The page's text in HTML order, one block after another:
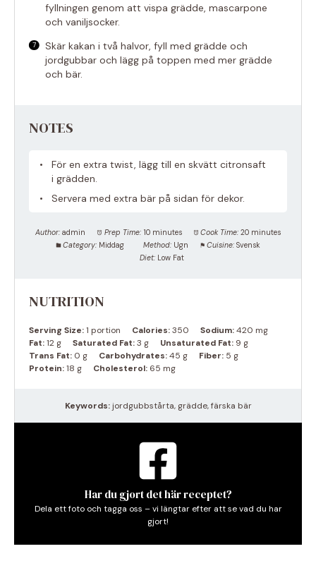
fyllningen genom att vispa grädde, mascarpone
och vaniljsocker.
Skär kakan i två halvor, fyll med grädde och
jordgubbar och lägg på toppen med mer grädde
och bär.
NOTES
För en extra twist, lägg till en skvätt citronsaft
i grädden.
Servera med extra bär på sidan för dekor.
Author: admin Prep Time: 10 minutes Cook Time: 20 minutes
Category: Middag Method: Ugn Cuisine: Svensk
Diet: Low Fat
NUTRITION
Serving Size:1 portion Calories:350 Sodium:420 mg
Fat:12 g Saturated Fat:3 g Unsaturated Fat: 9 g
Trans Fat: 0 g Carbohydrates:45 g Fiber: 5 g
Protein:18 g Cholesterol: 65 mg
Keywords:jordgubbstårta, grädde, färska bär
Har du gjort det här receptet?
Dela ett foto och tagga oss – vi längtar efter att se vad du har
gjort!